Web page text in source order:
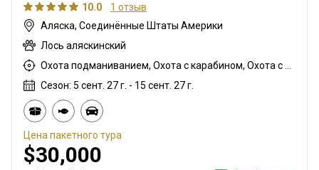
10.0
1 отзыв
Аляска, Соединённые Штаты Америки
Лось аляскинский
Сезон: 5 сент. 27 г. - 15 сент. 27 г.
Цена пакетного тура
$30,000